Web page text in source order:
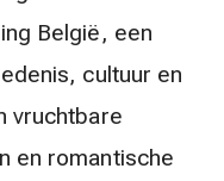
België, een
cultuur en
vruchtbare
en romantische